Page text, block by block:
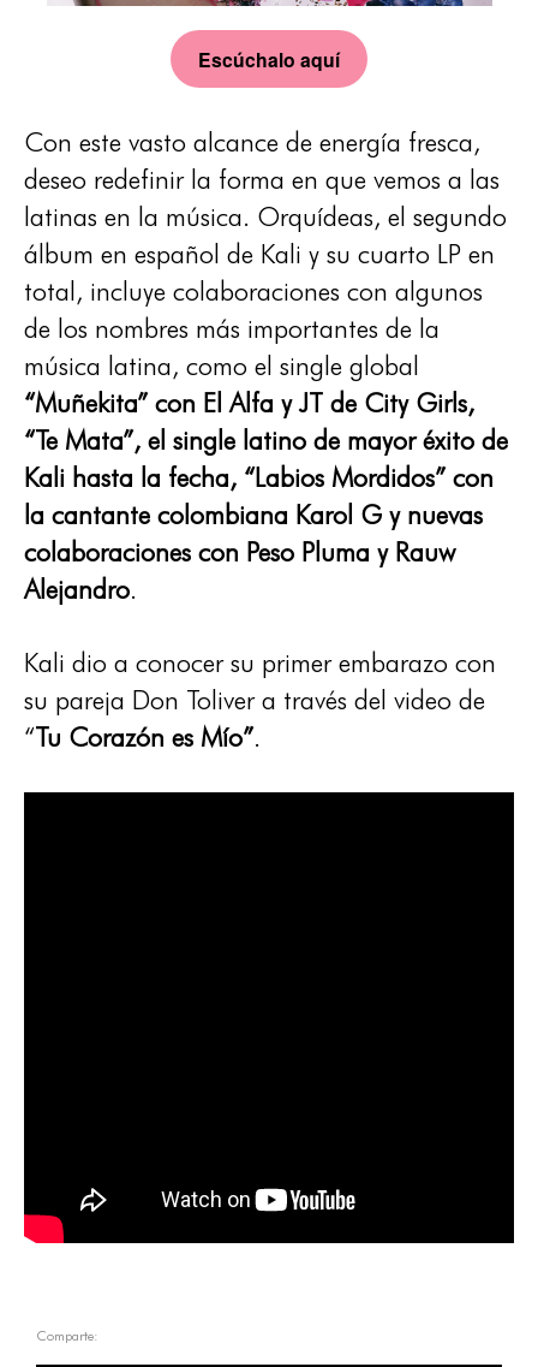
Escúchalo aquí
Con este vasto alcance de energía fresca,
deseo redefinir la forma en que vemos a las
latinas en la música. Orquídeas, el segundo
álbum en español de Kali y su cuarto LP en
total, incluye colaboraciones con algunos
de los nombres más importantes de la
música latina, como el single global
“Muñekita” con El Alfa y JT de City Girls,
“Te Mata”, el single latino de mayor éxito de
Kali hasta la fecha, “Labios Mordidos” con
la cantante colombiana Karol G y nuevas
colaboraciones con Peso Pluma y Rauw
Alejandro.
Kali dio a conocer su primer embarazo con
su pareja Don Toliver a través del video de
“Tu Corazón es Mío”.
Comparte: